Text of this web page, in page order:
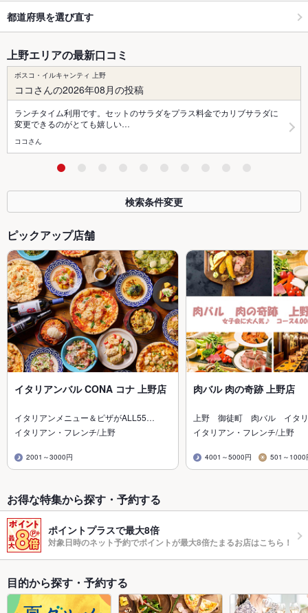
都道府県を選び直す
上野エリアの最新口コミ
ボスコ・イルキャンティ 上野
ココさんの2026年08月の投稿
ランチタイム利用です。セットのサラダをプラス料金でカリブサラダに
変更できるのがとても嬉しい…
ココさん
検索条件変更
ピックアップ店舗
イタリアンバル CONA コナ 上野店
イタリアンメニュー＆ピザがALL55…
イタリアン・フレンチ/上野
2001～3000円
肉バル 肉の奇跡 上野店
上野 御徒町 肉バル イタ
イタリアン・フレンチ/上野
4001～5000円 501～1000
お得な特集から探す・予約する
ポイントプラスで最大8倍
対象日時のネット予約でポイントが最大8倍たまるお店はこちら！
目的から探す・予約する